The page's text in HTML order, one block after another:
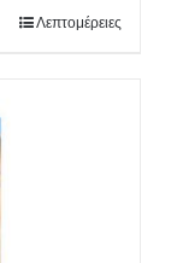
Λεπτομέρειες